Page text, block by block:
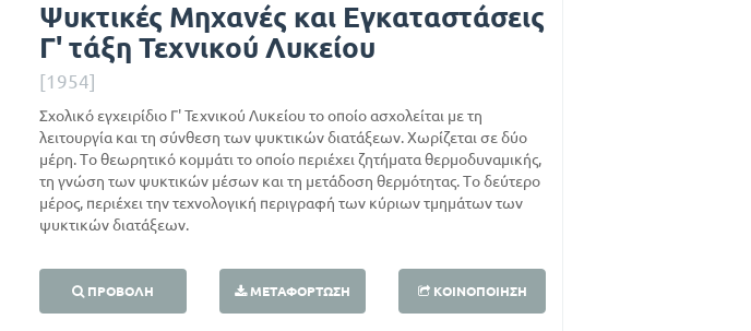
Ψυκτικές Μηχανές και Εγκαταστάσεις
Γ' τάξη Τεχνικού Λυκείου
[1954]
Σχολικό εγχειρίδιο Γ' Τεχνικού Λυκείου το οποίο ασχολείται με τη
λειτουργία και τη σύνθεση των ψυκτικών διατάξεων. Χωρίζεται σε δύο
μέρη. Το θεωρητικό κομμάτι το οποίο περιέχει ζητήματα θερμοδυναμικής,
τη γνώση των ψυκτικών μέσων και τη μετάδοση θερμότητας. Το δεύτερο
μέρος, περιέχει την τεχνολογική περιγραφή των κύριων τμημάτων των
ψυκτικών διατάξεων.
ΠΡΟΒΟΛΉ ΜΕΤΑΦΌΡΤΩΣΗ ΚΟΙΝΟΠΟΊΗΣΗ